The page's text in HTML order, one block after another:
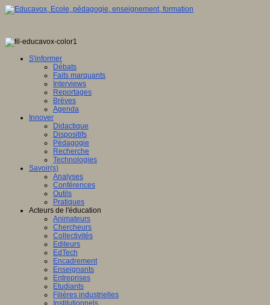
S'informer
Débats
Faits marquants
Interviews
Reportages
Brèves
Agenda
Innover
Didactique
Dispositifs
Pédagogie
Recherche
Technologies
Savoir(s)
Analyses
Conférences
Outils
Pratiques
Acteurs de l'éducation
Animateurs
Chercheurs
Collectivités
Editeurs
EdTech
Encadrement
Enseignants
Entreprises
Etudiants
Filières industrielles
Institutionnels